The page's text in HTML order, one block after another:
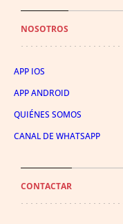
NOSOTROS
APP IOS
APP ANDROID
QUIÉNES SOMOS
CANAL DE WHATSAPP
CONTACTAR